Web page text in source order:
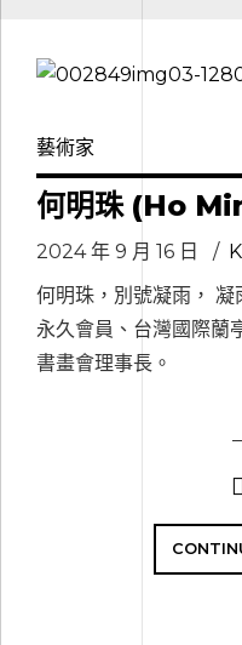
藝術家
何明珠 (Ho
2024 年 9 月 16 日
何明珠，別號凝雨，
永久會員、台灣國際蘭
書畫會理事長。